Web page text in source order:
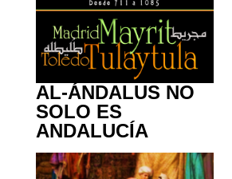
AL-ÁNDALUS NO
SOLO ES
ANDALUCÍA